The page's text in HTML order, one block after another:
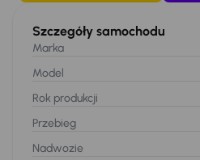
Szczegóły samochodu
Marka
Model
Rok produkcji
Przebieg
Nadwozie